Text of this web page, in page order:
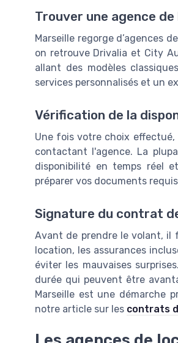
Trouver une agence
Marseille regorge d’agences
on retrouve Drivalia et City
allant des modèles
services personnalisés et un
Vérification de la
Une fois votre choix effectué,
contactant l'agence. La
disponibilité en temps réel
préparer vos documents
Signature du contrat
Avant de prendre le volant, il
location, les assurances
éviter les mauvaises
durée qui peuvent être
Marseille est une démarche
notre article sur les contrats